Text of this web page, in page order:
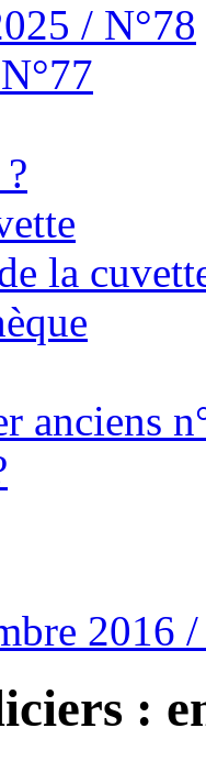
/ N°78
la
anciens
2016
: